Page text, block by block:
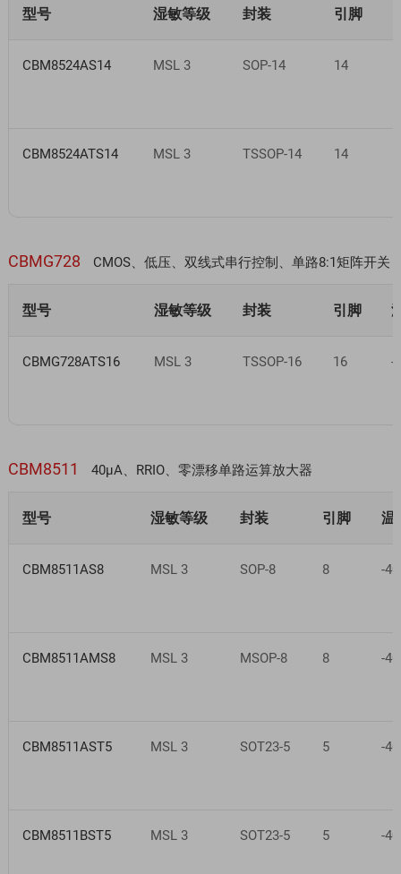
型号 湿敏等级 封装 引脚
CBM8524AS14 MSL 3 SOP-14 14
CBM8524ATS14 MSL 3 TSSOP-14 14
CBMG728 CMOS、低压、双线式串行控制、单路8:1矩阵开关
型号 湿敏等级 封装 引脚
CBMG728ATS16 MSL 3 TSSOP-16 16 -
CBM8511 40μA、RRIO、零漂移单路运算放大器
型号 湿敏等级 封装 引脚 温
CBM8511AS8 MSL 3 SOP-8 8 -
CBM8511AMS8 MSL 3 MSOP-8 8 -
CBM8511AST5 MSL 3 SOT23-5 5 -
CBM8511BST5 MSL 3 SOT23-5 5 -